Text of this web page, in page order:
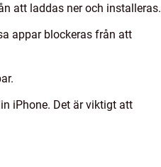
att laddas ner och installeras.
appar blockeras från att
iPhone. Det är viktigt att